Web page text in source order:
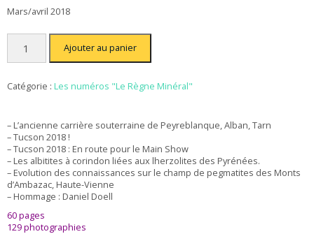
Mars/avril 2018
quantité
Le
Minéral
Ajouter au panier
Catégorie : Les numéros "Le Règne Minéral"
– L’ancienne carrière souterraine de Peyreblanque, Alban, Tarn
– Tucson 2018 !
– Tucson 2018 : En route pour le Main Show
– Les albitites à corindon liées aux lherzolites des Pyrénées.
– Evolution des connaissances sur le champ de pegmatites des Monts
d’Ambazac, Haute-Vienne
– Hommage : Daniel Doell
60 pages
129 photographies